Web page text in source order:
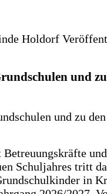
Holdorf
und
Schuljahres tritt
in